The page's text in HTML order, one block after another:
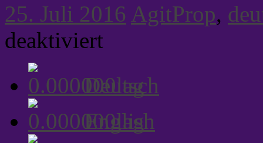
25. Juli 2016 AgitProp,
deaktiviert
Deutsch
English